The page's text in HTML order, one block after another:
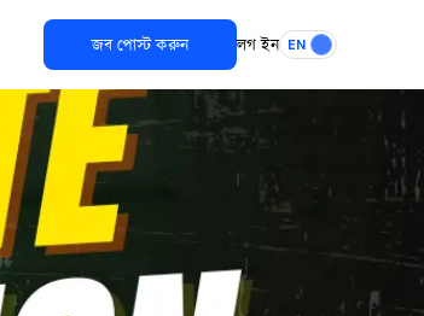
জব পোস্ট করুন লগ ইন EN